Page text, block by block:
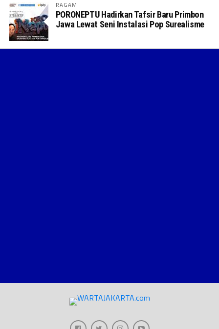
RAGAM
PORONEPTU Hadirkan Tafsir Baru Primbon
Jawa Lewat Seni Instalasi Pop Surealisme